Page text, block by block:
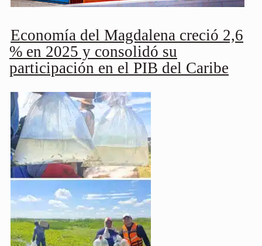
Economía del Magdalena creció 2,6
% en 2025 y consolidó su
participación en el PIB del Caribe